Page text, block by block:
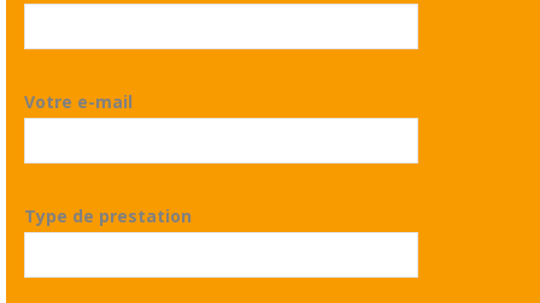
Votre e-mail
Type de prestation